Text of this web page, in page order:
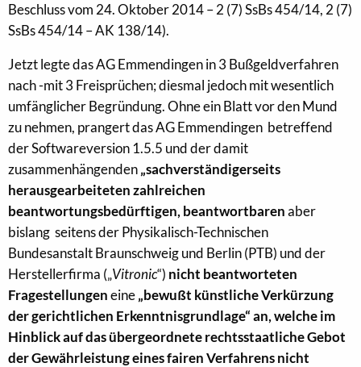
Beschluss vom 24. Oktober 2014 – 2 (7) SsBs 454/14, 2 (7)
SsBs 454/14 – AK 138/14).
Jetzt legte das AG Emmendingen in 3 Bußgeldverfahren
nach -mit 3 Freisprüchen; diesmal jedoch mit wesentlich
umfänglicher Begründung. Ohne ein Blatt vor den Mund
zu nehmen, prangert das AG Emmendingen betreffend
der Softwareversion 1.5.5 und der damit
zusammenhängenden„sachverständigerseits
herausgearbeiteten zahlreichen
beantwortungsbedürftigen, beantwortbarenaber
bislang seitens der Physikalisch-Technischen
Bundesanstalt Braunschweig und Berlin (PTB) und der
Herstellerfirma („Vitronic“) nicht beantworteten
Fragestellungeneine„bewußt künstliche Verkürzung
der gerichtlichen Erkenntnisgrundlage“ an, welche im
Hinblick auf das übergeordnete rechtsstaatliche Gebot
der Gewährleistung eines fairen Verfahrens nicht